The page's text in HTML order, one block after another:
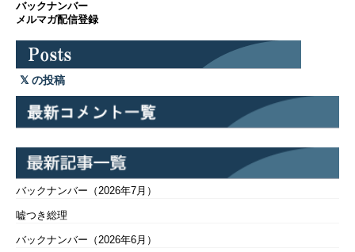
バックナンバー
メルマガ配信登録
の投稿
バックナンバー（2026年7月）
嘘つき総理
バックナンバー（2026年6月）